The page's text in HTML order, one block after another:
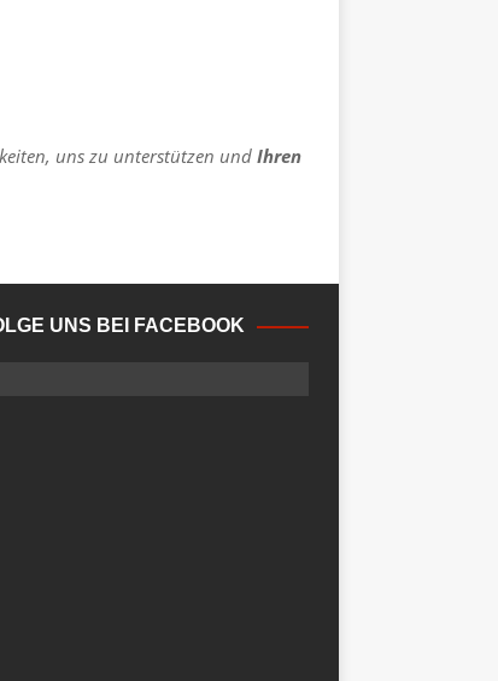
uns zu unterstützen und Ihren
UNS BEI FACEBOOK